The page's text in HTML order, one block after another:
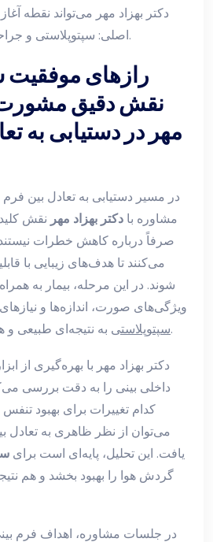
دکتر بهزاد مهر می‌تواند نقطه
اصلی: سپتوپلاستی و جراحی بینی دکتر بهزاد مهر.
رازهای موفقیت
نقش دقیق مشورت
مهر در دستیابی به
در مسیر دستیابی به تعادل بین
مشاوره با دکتر بهزاد مهر نقش
صرفاً درباره کاهش خطرات
می‌کنند تا هدف‌های زیبایی با
شوند. در این مرحله، بیمار به
ویژگی‌های صورت، اندازه‌ها و
سپتوپلاستیبه نتیجه‌ای طبیعی و هماهنگ با سایرین برسد.
دکتر بهزاد مهر با بهره‌گیری از
داخلی بینی را به دقت بررسی
کدام تغییرات برای بهبود
می‌توان از نظر ظاهری به
یافت. این تحلیل، پایه‌ای است برای
گردش هوا را بهبود بخشد و هم
در جلسات مشاوره، اهداف فرم